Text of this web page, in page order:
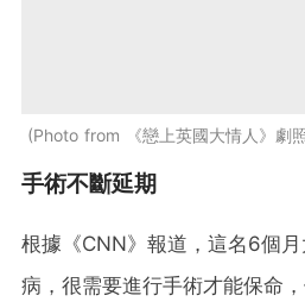
Photo from 《戀上英國大情人》劇
手術不斷延期
根據《CNN》報道，這名6個
病，很需要進行手術才能保命